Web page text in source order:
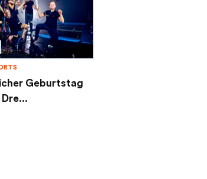
Geburtstag